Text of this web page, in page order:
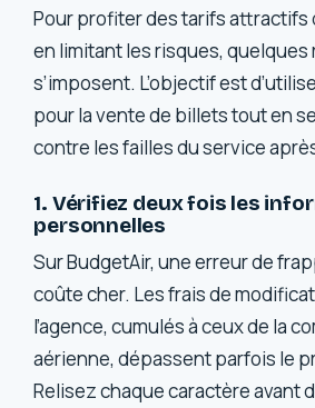
Pour profiter des tarifs attractifs
en limitant les risques,
s’imposent. L’objectif est
pour la vente de billets tout en
contre les failles du service
1. Vérifiez deux fois les
personnelles
Sur BudgetAir, une erreur de
coûte cher. Les frais de
l’agence, cumulés à ceux de la
aérienne, dépassent parfois le
Relisez chaque caractère avant